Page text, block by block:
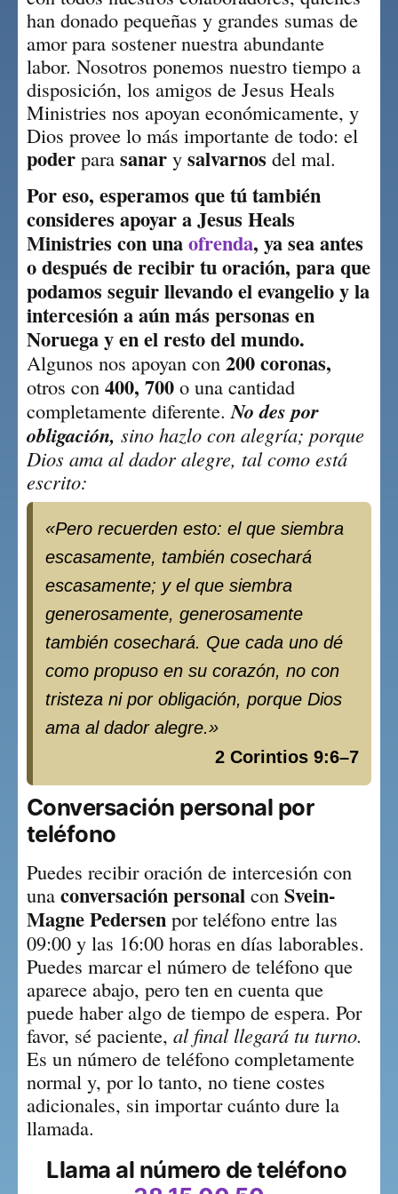
han donado pequeñas y grandes sumas de
amor para sostener nuestra abundante
labor. Nosotros ponemos nuestro tiempo a
disposición, los amigos de Jesus Heals
Ministries nos apoyan económicamente, y
poder para sanar y salvarnos del mal.
Por eso, esperamos que tú también
consideres apoyar a Jesus Heals
Ministries con una ofrenda, ya sea antes
o después de recibir tu oración, para que
podamos seguir llevando el evangelio y la
intercesión a aún más personas en
Noruega y en el resto del mundo.
Algunos nos apoyan con 200 coronas,
otros con 400, 700 o una cantidad
completamente diferente. No des por
obligación, sino hazlo con alegría; porque
Dios ama al dador alegre, tal como está
escrito:
«Pero recuerden esto: el que siembra
escasamente, también cosechará
escasamente; y el que siembra
generosamente, generosamente
también cosechará. Que cada uno dé
como propuso en su corazón, no con
tristeza ni por obligación, porque Dios
ama al dador alegre.»
2 Corintios 9:6–7
Conversación personal por
teléfono
Puedes recibir oración de intercesión con
una conversación personal con Svein-
Magne Pedersen por teléfono entre las
09:00 y las 16:00 horas en días laborables.
Puedes marcar el número de teléfono que
aparece abajo, pero ten en cuenta que
puede haber algo de tiempo de espera. Por
favor, sé paciente, al final llegará tu turno.
Es un número de teléfono completamente
normal y, por lo tanto, no tiene costes
adicionales, sin importar cuánto dure la
llamada.
Llama al número de teléfono